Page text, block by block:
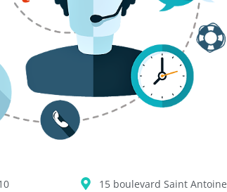
15 boulevard Saint Antoine